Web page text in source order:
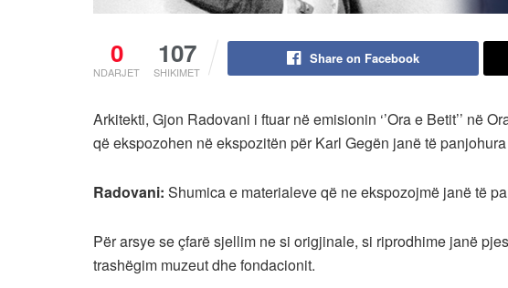
0
NDARJET
107
SHIKIMET
Share on Facebook
Arkitekti, Gjon Radovani i ftuar në emisionin ‘’Ora e Betit’’ në
që ekspozohen në ekspozitën për Karl Gegën janë të
Radovani: Shumica e materialeve që ne ekspozojmë janë të
Për arsye se çfarë sjellim ne si origjinale, si riprodhime janë
trashëgim muzeut dhe fondacionit.